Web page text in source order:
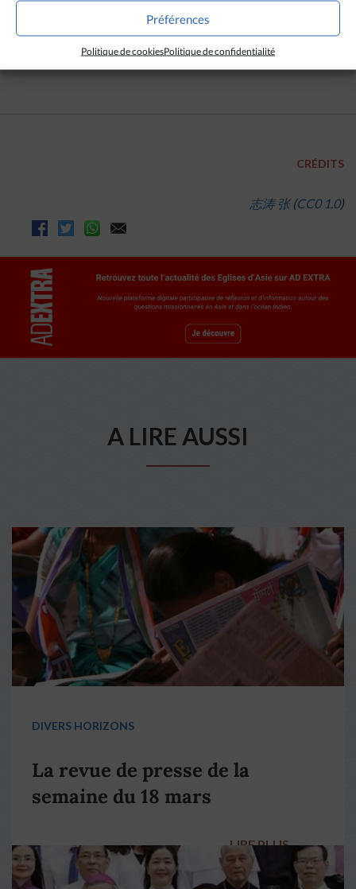
Préférences
Politique de cookiesPolitique de confidentialité
entraîné une baisse du nombre d’emplois
(Avec Asianews)
CRÉDITS
志涛 张(CC0 1.0)
A LIRE AUSSI
DIVERS HORIZONS
La revue de presse de la
semaine du 18 mars
LIRE PLUS →